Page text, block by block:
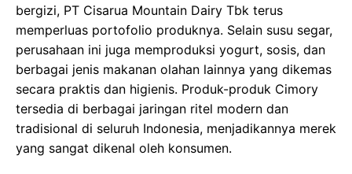
bergizi, PT Cisarua Mountain Dairy Tbk terus
memperluas portofolio produknya. Selain susu segar,
perusahaan ini juga memproduksi yogurt, sosis, dan
berbagai jenis makanan olahan lainnya yang dikemas
secara praktis dan higienis. Produk-produk Cimory
tersedia di berbagai jaringan ritel modern dan
tradisional di seluruh Indonesia, menjadikannya merek
yang sangat dikenal oleh konsumen.